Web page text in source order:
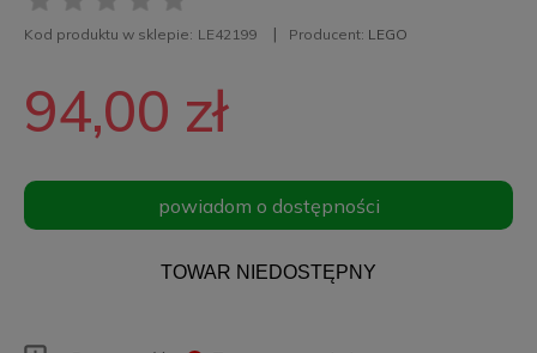
Kod produktu w sklepie: LE42199 Producent: LEGO
94,00 zł
powiadom o dostępności
TOWAR NIEDOSTĘPNY